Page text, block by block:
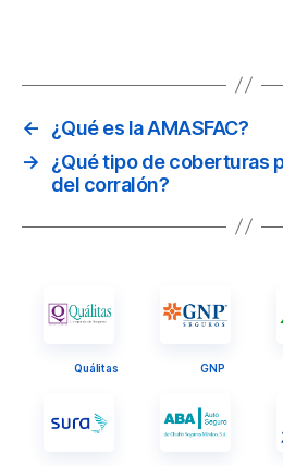
←
¿Qué es la AMASFAC?
→
¿Qué tipo de coberturas
del corralón?
Quálitas GNP